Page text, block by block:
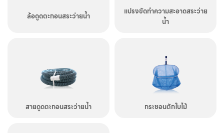
ล้อดูดตะกอนสระว่ายน้ำ
แปรงขัดทำความสะอาดสระว่าย
น้ำ
สายดูดตะกอนสระว่ายน้ำ กระชอนตักใบไม้